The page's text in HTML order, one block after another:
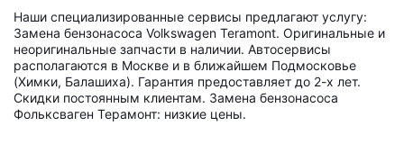
Наши специализированные сервисы предлагают услугу:
Замена бензонасоса Volkswagen Teramont. Оригинальные и
неоригинальные запчасти в наличии. Автосервисы
располагаются в Москве и в ближайшем Подмосковье
(Химки, Балашиха). Гарантия предоставляет до 2-х лет.
Скидки постоянным клиентам. Замена бензонасоса
Фольксваген Терамонт: низкие цены.